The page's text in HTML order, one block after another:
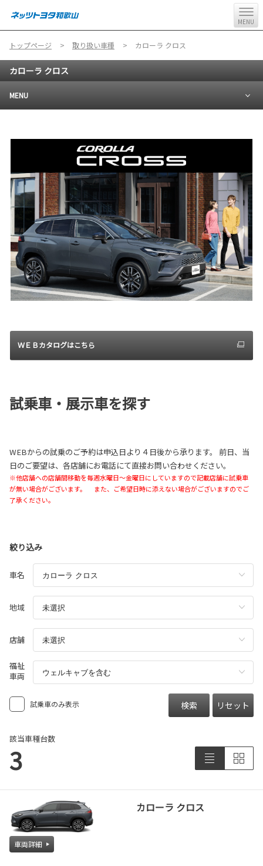
MENU
トップページ 取り扱い車種 カローラ クロス
カローラ クロス
MENU
ＷＥＢカタログはこちら
試乗車・展示車を探す
WEBからの試乗のご予約は申込日より４日後から承ります。 前日、当
日のご要望は、各店舗にお電話にて直接お問い合わせください。
※他店舗への店舗間移動を毎週水曜日～金曜日にしていますので記載店舗に試乗車
が無い場合がございます。 また、ご希望日時に添えない場合がございますのでご
了承ください。
絞り込み
車名
地域
店舗
福祉
車両
試乗車のみ表示 検索 リセット
該当車種台数
3
カローラ クロス
車両詳細